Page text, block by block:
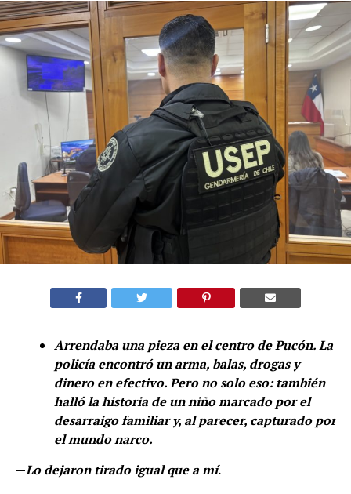
Arrendaba una pieza en el centro de Pucón. La
policía encontró un arma, balas, drogas y
dinero en efectivo. Pero no solo eso: también
halló la historia de un niño marcado por el
desarraigo familiar y, al parecer, capturado por
el mundo narco.
—Lo dejaron tirado igual que a mí.